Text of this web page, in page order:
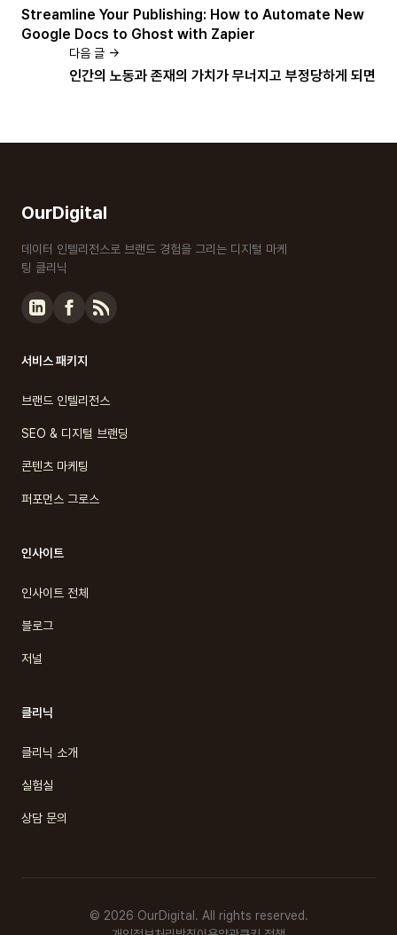
Streamline Your Publishing: How to Automate New
Google Docs to Ghost with Zapier
다음 글 →
인간의 노동과 존재의 가치가 무너지고 부정당하게 되면
OurDigital
데이터 인텔리전스로 브랜드 경험을 그리는 디지털 마케
팅 클리닉
서비스 패키지
브랜드 인텔리전스
SEO & 디지털 브랜딩
콘텐츠 마케팅
퍼포먼스 그로스
인사이트
인사이트 전체
블로그
저널
클리닉
클리닉 소개
실험실
상담 문의
© 2026 OurDigital. All rights reserved.